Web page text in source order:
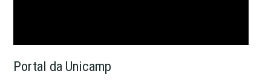
Portal da Unicamp